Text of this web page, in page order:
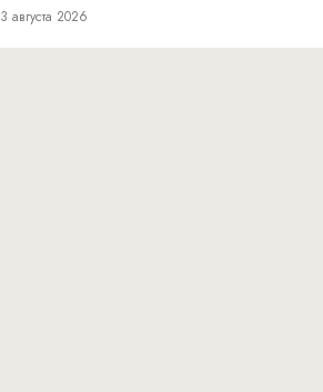
3 августа 2026